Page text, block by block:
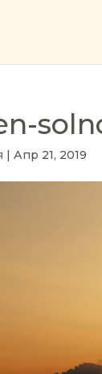
|Апр 21, 2019